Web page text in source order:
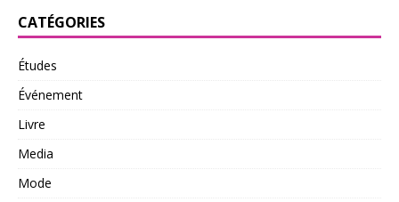
CATÉGORIES
Études
Événement
Livre
Media
Mode